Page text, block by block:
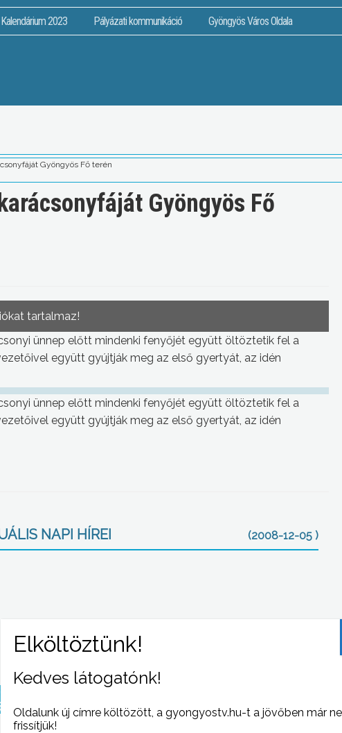
2023 Pályázati kommunikáció Gyöngyös Város Oldala
Gyöngyös Fő terén
Gyöngyös Fő
tartalmaz!
ünnep előtt mindenki fenyőjét együtt öltöztetik fel a
együtt gyújtják meg az első gyertyát, az idén
ünnep előtt mindenki fenyőjét együtt öltöztetik fel a
együtt gyújtják meg az első gyertyát, az idén
NAPI HÍREI (2008-12-05 )
körüli,
legális
Szaloncukrot a szabályosan, virgácsot a
szabálytalanul közlekedő gépkocsivezetők
kaptak
Kedves látogatónk!
Oldalunk új címre költözött, a gyongyostv.hu-t a jövőben már
frissítjük!